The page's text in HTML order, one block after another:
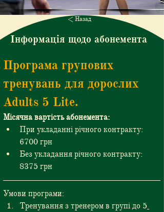
Інформація щодо абонемента
< Назад
Програма групових
тренувань для дорослих
Adults 5 Lite.
Місячна вартість абонемента:
При укладанні річного контракту:
6700 грн
Без укладання річного контракту:
8375 грн
Умови програми:
Тренування з тренером в групі до 5